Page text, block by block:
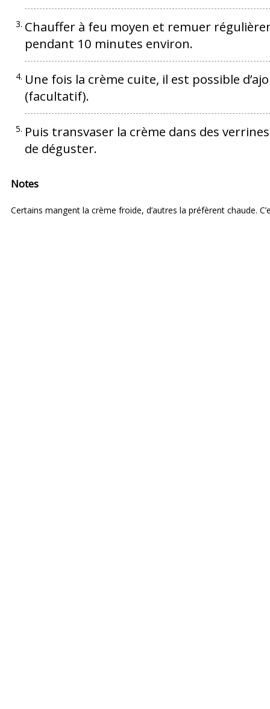
Chauffer à feu moyen et remuer
pendant 10 minutes environ.
Une fois la crème cuite, il est possible
(facultatif).
Puis transvaser la crème dans des
de déguster.
Notes
Certains mangent la crème froide, d’autres la préfèrent chaude.